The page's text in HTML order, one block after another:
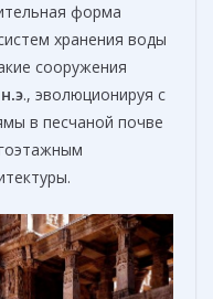
форма
хранения воды
сооружения
., эволюционируя с
в песчаной почве